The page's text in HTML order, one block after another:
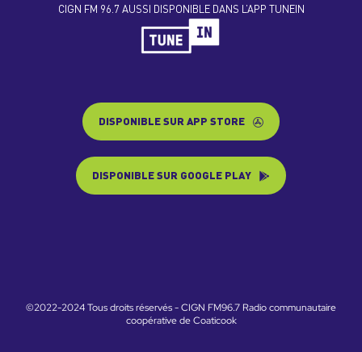
CIGN FM 96.7 AUSSI DISPONIBLE DANS L’APP TUNEIN
DISPONIBLE SUR APP STORE
DISPONIBLE SUR GOOGLE PLAY
©2022-2024 Tous droits réservés - CIGN FM96.7 Radio communautaire
coopérative de Coaticook